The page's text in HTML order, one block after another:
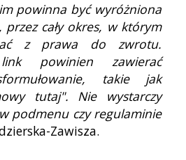
powinna być wyróżniona
przez cały okres, w którym
z prawa do zwrotu.
powinien zawierać
takie jak
tutaj". Nie wystarczy
podmenu czy regulaminie
Zawisza.